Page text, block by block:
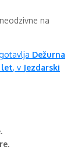
na
Dežurna
let, v Jezdarski